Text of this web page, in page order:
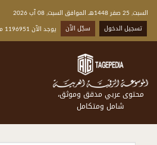
السبت, 25 صفر 1448هـ الموافق السبت, 08 آب 2026
تسجيل الدخول
سجّل الآن يوجد الآن 1196951 مقالة بالعربية
محتوى عربي مدقق وموثق،
شامل ومتكامل